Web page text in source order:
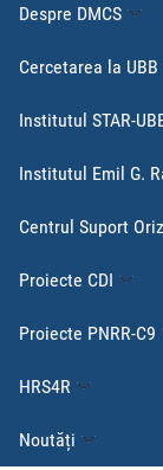
Despre DMCS
Cercetarea la UBB
Institutul STAR-
Institutul Emil G.
Centrul Suport
Proiecte CDI
Proiecte PNRR-C9
HRS4R
Noutăți